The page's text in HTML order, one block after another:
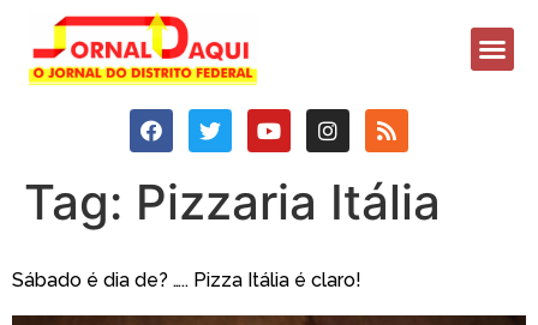
Tag: Pizzaria Itália
Sábado é dia de? ….. Pizza Itália é claro!